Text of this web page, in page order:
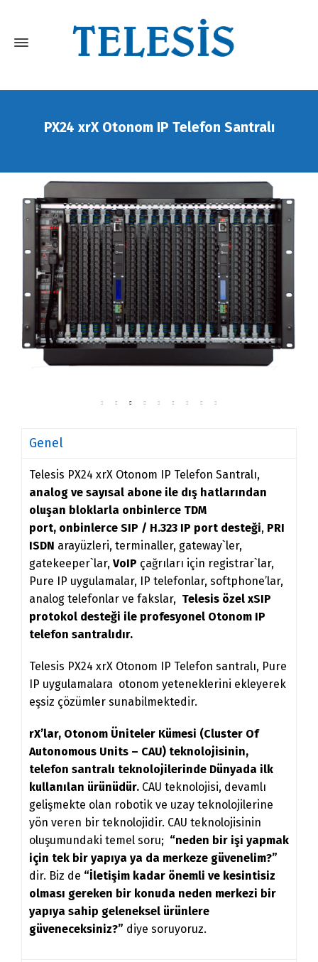
PX24 xrX Otonom IP Telefon Santralı
Genel
Telesis PX24 xrX Otonom IP Telefon Santralı,
analog ve sayısal abone ile dış hatlarından
oluşan bloklarla onbinlerce TDM
port, onbinlerce SIP / H.323 IP port desteği, PRI
ISDN arayüzleri, terminaller, gateway`ler,
gatekeeper`lar, VoIP çağrıları için registrar`lar,
Pure IP uygulamalar, IP telefonlar, softphone’lar,
analog telefonlar ve fakslar, Telesis özel xSIP
protokol desteği ile profesyonel Otonom IP
telefon santralıdır.
Telesis PX24 xrX Otonom IP Telefon santralı, Pure
IP uygulamalara otonom yeteneklerini ekleyerek
eşsiz çözümler sunabilmektedir.
rX’lar, Otonom Üniteler Kümesi (Cluster Of
Autonomous Units – CAU) teknolojisinin,
telefon santralı teknolojilerinde Dünyada ilk
kullanılan ürünüdür. CAU teknolojisi, devamlı
gelişmekte olan robotik ve uzay teknolojilerine
yön veren bir teknolojidir. CAU teknolojisinin
oluşumundaki temel soru; “neden bir işi yapmak
için tek bir yapıya ya da merkeze güvenelim?”
dir. Biz de “İletişim kadar önemli ve kesintisiz
olması gereken bir konuda neden merkezi bir
yapıya sahip geleneksel ürünlere
güveneceksiniz?” diye soruyoruz.